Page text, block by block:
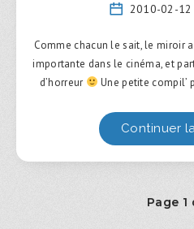
2010-02-12
Comme chacun le sait, le miroir
importante dans le cinéma, et
d’horreur
Une petite compil’
Continuer
Page 1